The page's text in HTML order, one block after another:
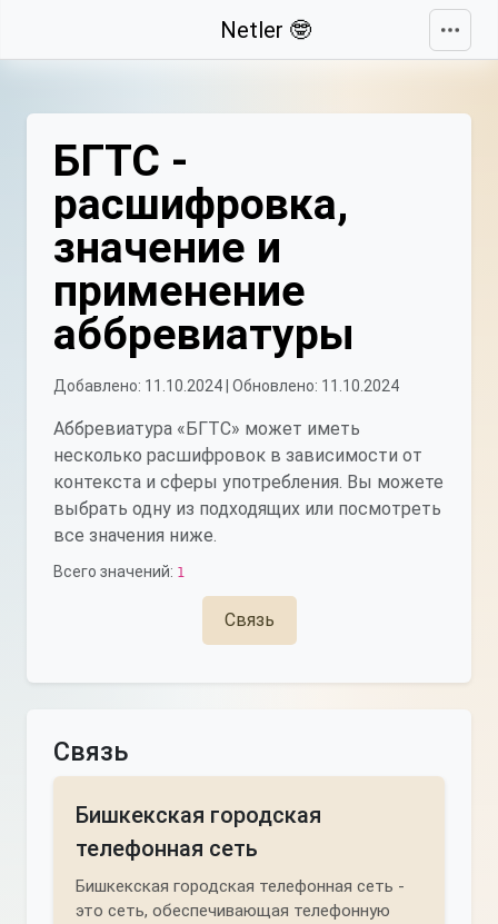
Netler 🤓
БГТС -
расшифровка,
значение и
применение
аббревиатуры
Добавлено: 11.10.2024 | Обновлено: 11.10.2024
Аббревиатура «БГТС» может иметь
несколько расшифровок в зависимости от
контекста и сферы употребления. Вы можете
выбрать одну из подходящих или посмотреть
все значения ниже.
Всего значений: 1
Связь
Связь
Бишкекская городская
телефонная сеть
Бишкекская городская телефонная сеть -
это сеть, обеспечивающая телефонную